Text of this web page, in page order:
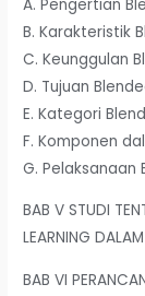
A. Pengertian
B. Karakteristik
C. Keunggulan
D. Tujuan
E. Kategori
F. Komponen
G. Pelaksanaan
BAB V STUDI
LEARNING
BAB VI